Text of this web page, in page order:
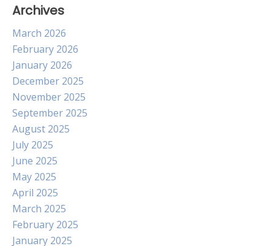
Archives
March 2026
February 2026
January 2026
December 2025
November 2025
September 2025
August 2025
July 2025
June 2025
May 2025
April 2025
March 2025
February 2025
January 2025